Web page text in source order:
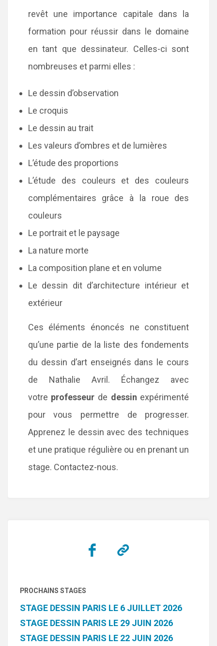
revêt une importance capitale dans la
formation pour réussir dans le domaine
en tant que dessinateur. Celles-ci sont
nombreuses et parmi elles :
Le dessin d’observation
Le croquis
Le dessin au trait
Les valeurs d’ombres et de lumières
L’étude des proportions
L’étude des couleurs et des couleurs
complémentaires grâce à la roue des
couleurs
Le portrait et le paysage
La nature morte
La composition plane et en volume
Le dessin dit d’architecture intérieur et
extérieur
Ces éléments énoncés ne constituent
qu’une partie de la liste des fondements
du dessin d’art enseignés dans le cours
de Nathalie Avril. Échangez avec
votre professeur de dessin expérimenté
pour vous permettre de progresser.
Apprenez le dessin avec des techniques
et une pratique régulière ou en prenant un
stage. Contactez-nous.
PROCHAINS STAGES
STAGE DESSIN PARIS LE 6 JUILLET 2026
STAGE DESSIN PARIS LE 29 JUIN 2026
STAGE DESSIN PARIS LE 22 JUIN 2026